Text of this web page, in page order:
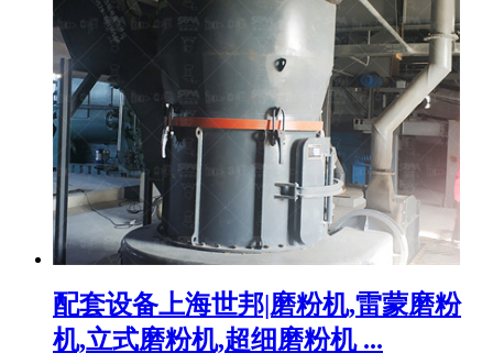
配套设备上海世邦|磨粉机,雷蒙磨粉
机,立式磨粉机,超细磨粉机 ...